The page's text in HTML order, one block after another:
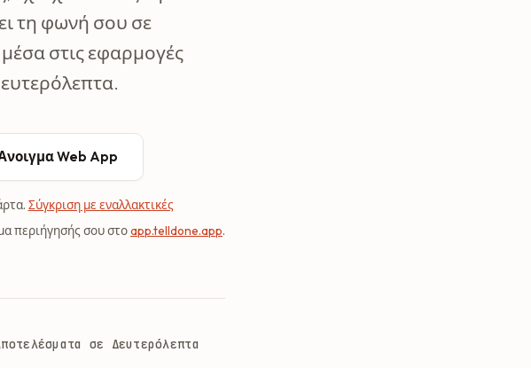
τη φωνή σου σε
στις εφαρμογές
Web App
Σύγκριση με εναλλακτικές
περιήγησής σου στοapp.telldone.app.
σε Δευτερόλεπτα